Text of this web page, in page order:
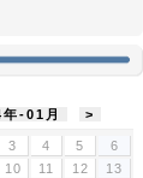
-01月 >
3 4 5
6
10 11 12
13